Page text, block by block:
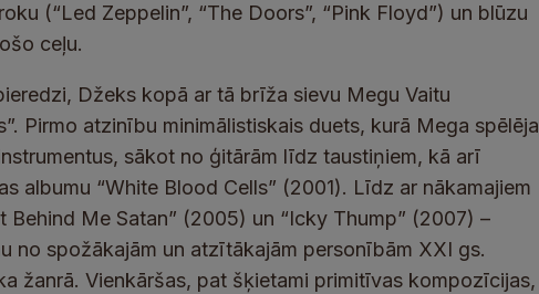
(“Led Zeppelin”, “The Doors”, “Pink Floyd”) un blūzu
ceļu.
Džeks kopā ar tā brīža sievu Megu Vaitu
Pirmo atzinību minimālistiskais duets, kurā Mega spēlēja
sākot no ģitārām līdz taustiņiem, kā arī
albumu “White Blood Cells” (2001). Līdz ar nākamajiem
Behind Me Satan” (2005) un “Icky Thump” (2007) –
no spožākajām un atzītākajām personībām XXI gs.
žanrā. Vienkāršas, pat šķietami primitīvas kompozīcijas,